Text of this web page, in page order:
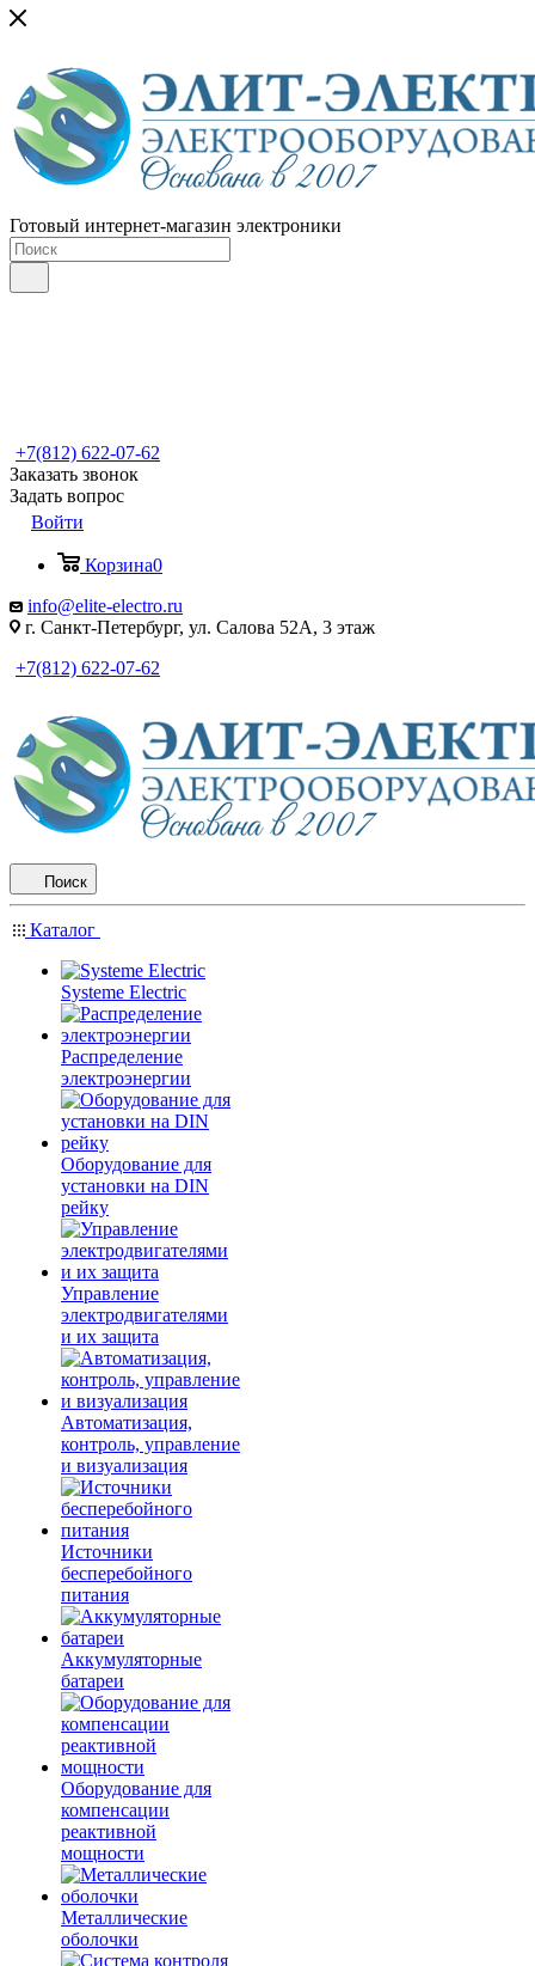
Готовый интернет-магазин электроники
+7(812) 622-07-62
Заказать звонок
Задать вопрос
Войти
Корзина0
info@elite-electro.ru
г. Санкт-Петербург, ул. Салова 52А, 3 этаж
+7(812) 622-07-62
Поиск
Каталог
Systeme Electric
Распределение
электроэнергии
Оборудование для
установки на DIN
рейку
Управление
электродвигателями
и их защита
Автоматизация,
контроль, управление
и визуализация
Источники
бесперебойного
питания
Аккумуляторные
батареи
Оборудование для
компенсации
реактивной
мощности
Металлические
оболочки